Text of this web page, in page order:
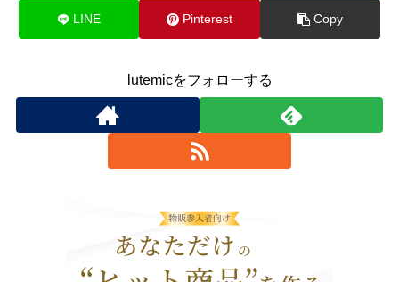
LINE Pinterest Copy
lutemicをフォローする